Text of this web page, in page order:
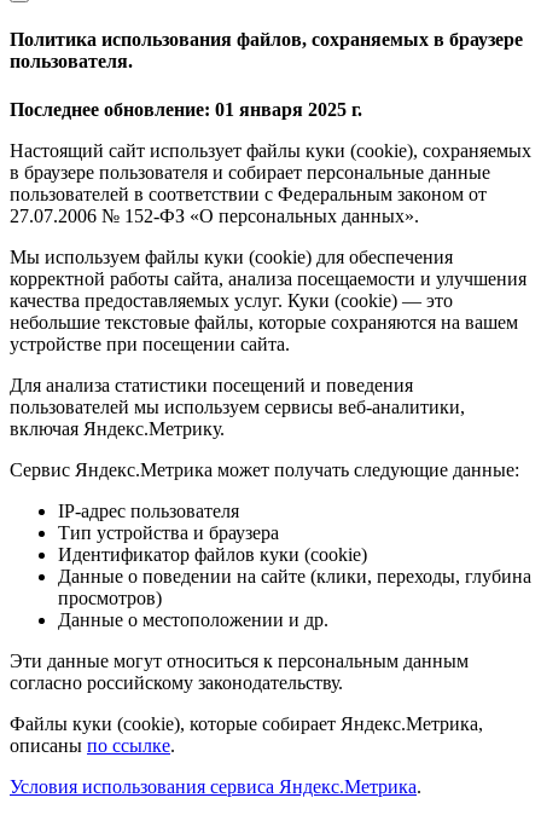
Политика использования файлов, сохраняемых в браузере
пользователя.
Последнее обновление: 01 января 2025 г.
Настоящий сайт использует файлы куки (cookie), сохраняемых
в браузере пользователя и собирает персональные данные
пользователей в соответствии с Федеральным законом от
27.07.2006 № 152-ФЗ «О персональных данных».
Мы используем файлы куки (cookie) для обеспечения
корректной работы сайта, анализа посещаемости и улучшения
качества предоставляемых услуг. Куки (cookie) — это
небольшие текстовые файлы, которые сохраняются на вашем
устройстве при посещении сайта.
Для анализа статистики посещений и поведения
пользователей мы используем сервисы веб-аналитики,
включая Яндекс.Метрику.
Сервис Яндекс.Метрика может получать следующие данные:
IP-адрес пользователя
Тип устройства и браузера
Идентификатор файлов куки (cookie)
Данные о поведении на сайте (клики, переходы, глубина
просмотров)
Данные о местоположении и др.
Эти данные могут относиться к персональным данным
согласно российскому законодательству.
Файлы куки (cookie), которые собирает Яндекс.Метрика,
описаны по ссылке.
Условия использования сервиса Яндекс.Метрика.